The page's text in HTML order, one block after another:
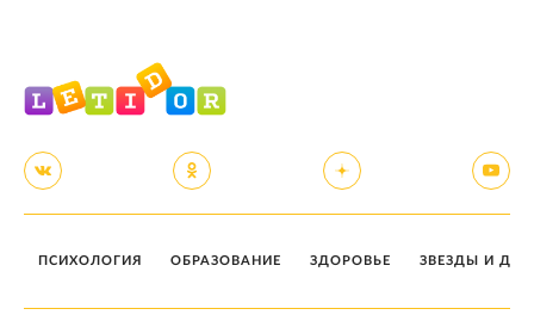
ПСИХОЛОГИЯ ОБРАЗОВАНИЕ ЗДОРОВЬЕ ЗВЕЗДЫ И